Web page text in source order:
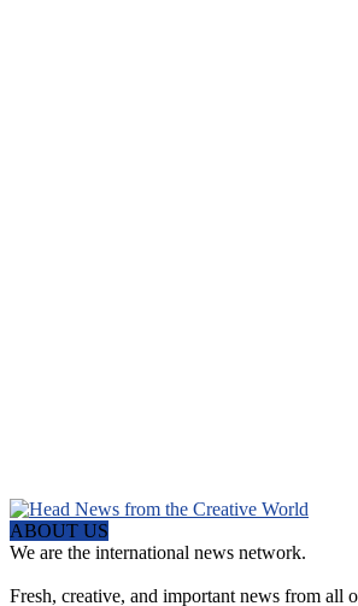
ABOUT US
We are the international news network.
Fresh, creative, and important news from all